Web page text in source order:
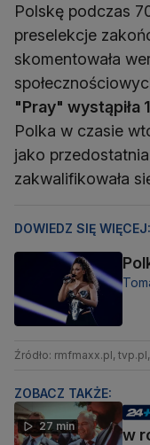
Polskę podczas
preselekcje
skomentowała
"Pray" wystąpiła
Polka w czasie
jako
zakwalifikowała
DOWIEDZ SIĘ WIĘCEJ:
Źródło: rmfmaxx.pl,
ZOBACZ TAKŻE:
27 min
w